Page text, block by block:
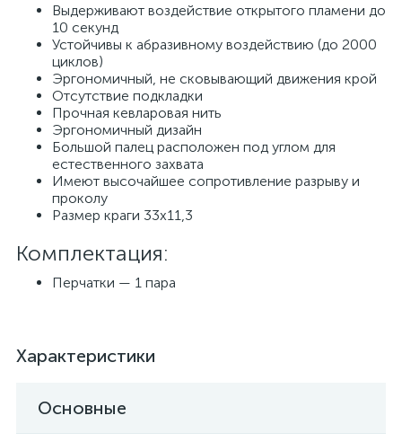
Выдерживают воздействие открытого пламени до
10 секунд
Устойчивы к абразивному воздействию (до 2000
циклов)
Эргономичный, не сковывающий движения крой
Отсутствие подкладки
Прочная кевларовая нить
Эргономичный дизайн
Большой палец расположен под углом для
естественного захвата
Имеют высочайшее сопротивление разрыву и
проколу
Размер краги 33х11,3
Комплектация:
Перчатки — 1 пара
Характеристики
Основные